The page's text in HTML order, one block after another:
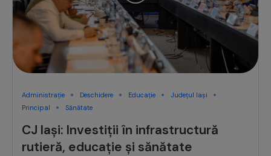
Administrație Deschidere Educație
Județul Iași
Principal
Sănătate
CJ Iași: Investiții în infrastructură
rutieră, educație și sănătate